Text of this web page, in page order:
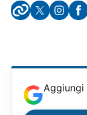
Aggiungi